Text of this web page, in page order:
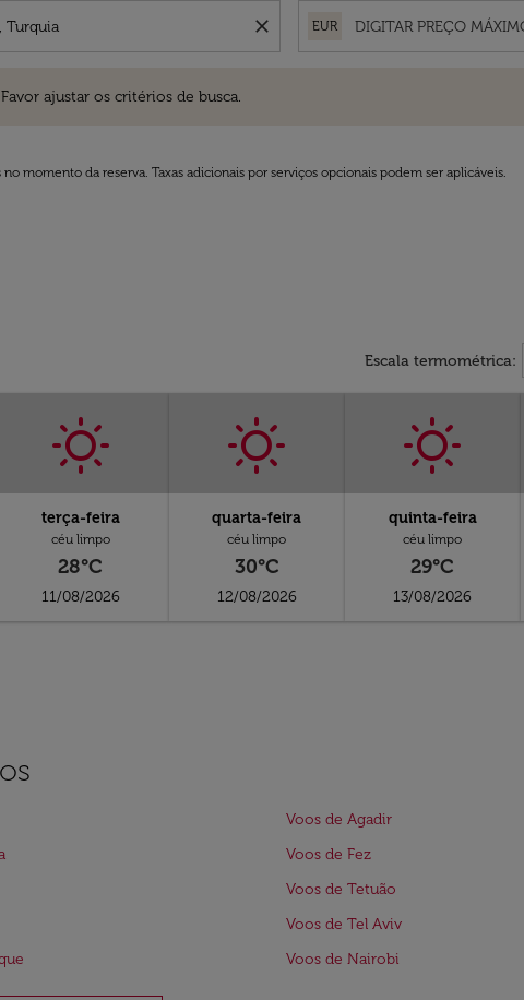
close EUR
ajustar os critérios de busca.
momento da reserva. Taxas adicionais por serviços opcionais podem ser aplicáveis.
Escala termométrica:
terça-feira
céu limpo
28°C
11/08/2026
quarta-feira
céu limpo
30°C
12/08/2026
quinta-feira
céu limpo
29°C
13/08/2026
Voos de Agadir
Voos de Fez
Voos de Tetuão
Voos de Tel Aviv
Voos de Nairobi